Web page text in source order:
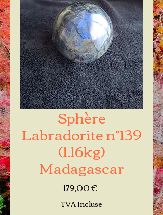
Sphère
Labradorite n°139
(1.16kg)
Madagascar
179,00 €Prix
TVA Incluse